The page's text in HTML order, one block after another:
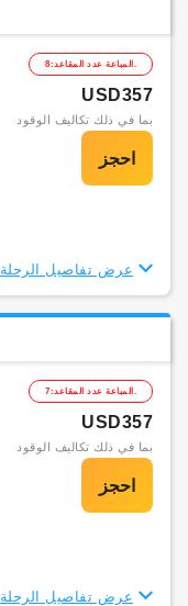
المباعة عدد المقاعد:8.
USD357
بما في ذلك تكاليف الوقود
عرض تفاصيل الرحلة
المباعة عدد المقاعد:7.
USD357
بما في ذلك تكاليف الوقود
عرض تفاصيل الرحلة